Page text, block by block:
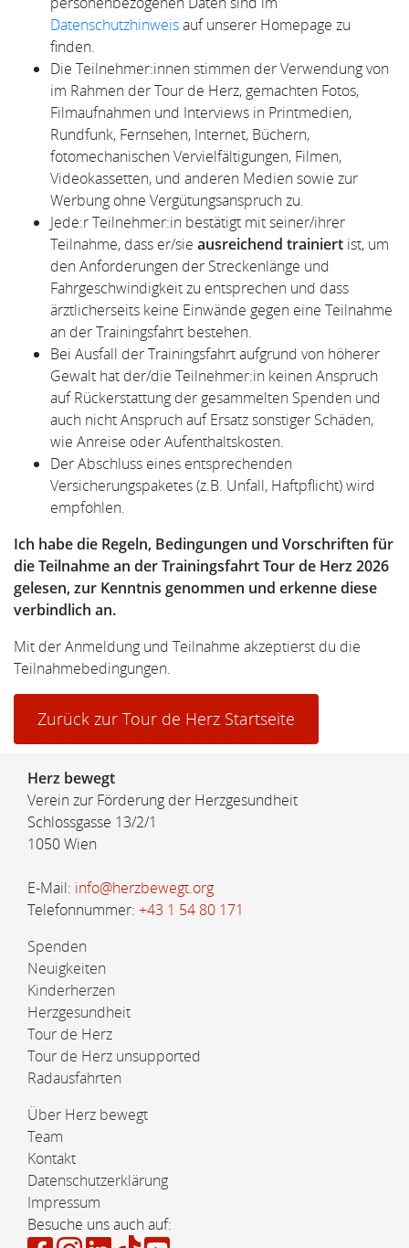
Datenschutzhinweisauf unserer Homepage zu
finden.
Die Teilnehmer:innen stimmen der Verwendung von
im Rahmen der Tour de Herz, gemachten Fotos,
Filmaufnahmen und Interviews in Printmedien,
Rundfunk, Fernsehen, Internet, Büchern,
fotomechanischen Vervielfältigungen, Filmen,
Videokassetten, und anderen Medien sowie zur
Werbung ohne Vergütungsanspruch zu.
Jede:r Teilnehmer:in bestätigt mit seiner/ihrer
Teilnahme, dass er/sie ausreichend trainiert ist, um
den Anforderungen der Streckenlänge und
Fahrgeschwindigkeit zu entsprechen und dass
ärztlicherseits keine Einwände gegen eine Teilnahme
an der Trainingsfahrt bestehen.
Bei Ausfall der Trainingsfahrt aufgrund von höherer
Gewalt hat der/die Teilnehmer:in keinen Anspruch
auf Rückerstattung der gesammelten Spenden und
auch nicht Anspruch auf Ersatz sonstiger Schäden,
wie Anreise oder Aufenthaltskosten.
Der Abschluss eines entsprechenden
Versicherungspaketes (z.B. Unfall, Haftpflicht) wird
empfohlen.
Ich habe die Regeln, Bedingungen und Vorschriften für
die Teilnahme an der Trainingsfahrt Tour de Herz 2026
gelesen, zur Kenntnis genommen und erkenne diese
verbindlich an.
Mit der Anmeldung und Teilnahme akzeptierst du die
Teilnahmebedingungen.
Zurück zur Tour de Herz Startseite
Herz bewegt
Verein zur Förderung der Herzgesundheit
Schlossgasse 13/2/1
1050 Wien
E-Mail: info@herzbewegt.org
Telefonnummer: +43 1 54 80 171
Spenden
Neuigkeiten
Kinderherzen
Herzgesundheit
Tour de Herz
Tour de Herz unsupported
Radausfahrten
Über Herz bewegt
Team
Kontakt
Datenschutzerklärung
Impressum
Besuche uns auch auf: